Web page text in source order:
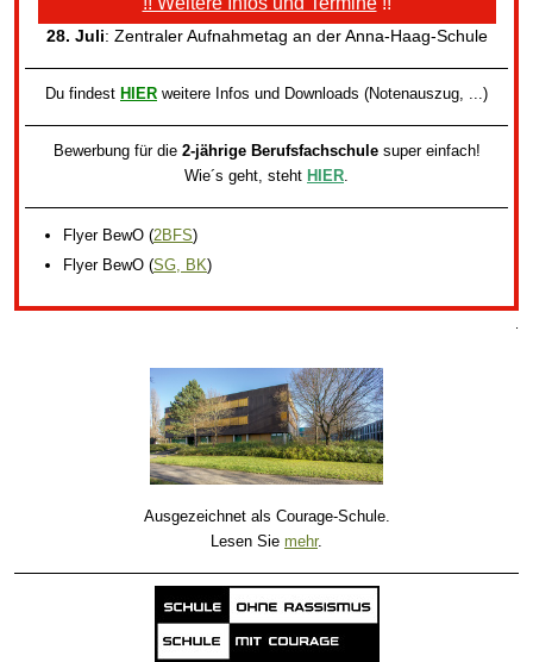
28. Juli: Zentraler Aufnahmetag an der Anna-Haag-Schule
Du findest HIER weitere Infos und Downloads (Notenauszug, ...)
Bewerbung für die 2-jährige Berufsfachschulesuper einfach!
Wie´s geht, steht HIER.
Flyer BewO (2BFS)
Flyer BewO (SG, BK)
Ausgezeichnet als Courage-Schule.
Lesen Sie mehr.